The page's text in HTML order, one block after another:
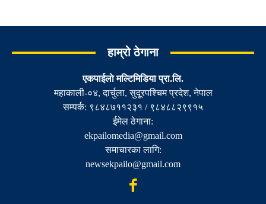
हाम्रो ठेगाना
एकपाईलाे मल्टिमिडिया प्रा.लि.
महाकाली-०४, दार्चुला, सुदूरपश्चिम प्रदेश, नेपाल
सम्पर्क: ९८४८७११२३१ / ९८४८८२९९१५
ईमेल ठेगाना:
ekpailomedia@gmail.com
समाचारका लागि:
newsekpailo@gmail.com